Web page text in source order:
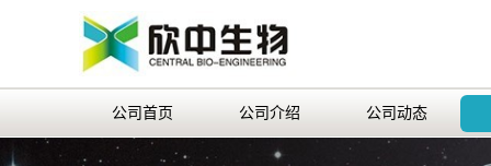
公司首页 公司介绍 公司动态